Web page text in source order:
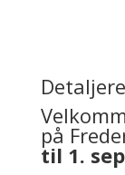
på
til 1.